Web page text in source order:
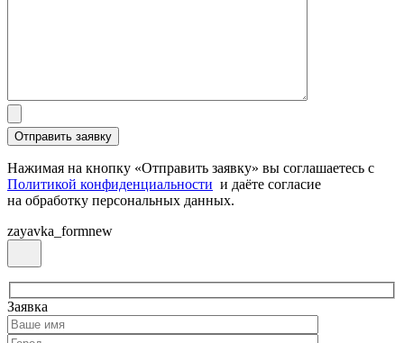
Нажимая на кнопку «Отправить заявку» вы соглашаетесь с
Политикой конфиденциальности и даёте согласие
на обработку персональных данных.
zayavka_formnew
Заявка